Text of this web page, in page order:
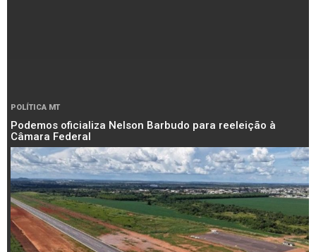
POLÍTICA MT
Podemos oficializa Nelson Barbudo para reeleição à
Câmara Federal